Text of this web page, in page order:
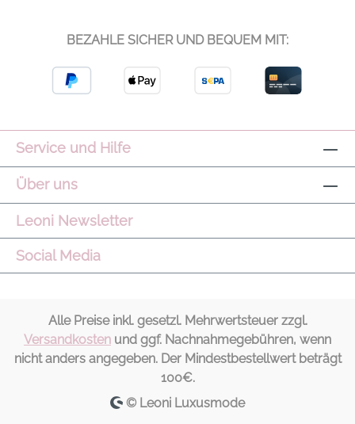
BEZAHLE SICHER UND BEQUEM MIT:
Service und Hilfe
Über uns
Leoni Newsletter
Social Media
Alle Preise inkl. gesetzl. Mehrwertsteuer zzgl.
Versandkosten und ggf. Nachnahmegebühren, wenn
nicht anders angegeben. Der Mindestbestellwert beträgt
100€.
© Leoni Luxusmode